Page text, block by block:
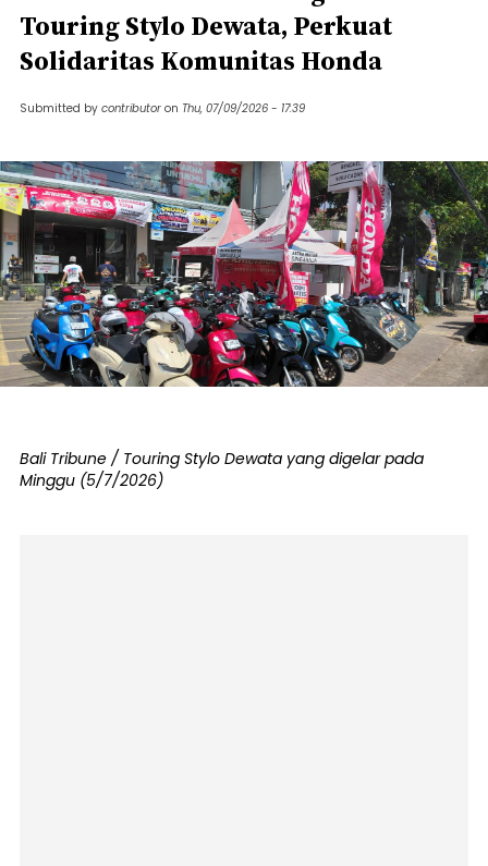
Touring Stylo Dewata, Perkuat
Solidaritas Komunitas Honda
Submitted by contributor on Thu, 07/09/2026 - 17:39
Bali Tribune / Touring Stylo Dewata yang digelar pada
Minggu (5/7/2026)